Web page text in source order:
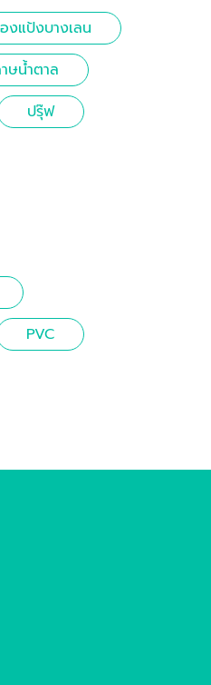
งแป้งบางเลน
ษน้ำตาล
ปรุ๊ฟ
PVC